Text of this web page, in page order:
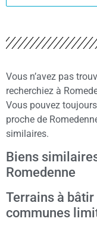
Vous n’avez pas
recherchiez à
Vous pouvez
proche de
similaires.
Biens
Romedenne
Terrains à
communes